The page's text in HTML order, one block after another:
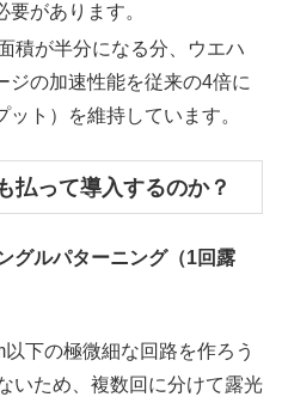
があります。
積が半分になる分、ウエハ
ジの加速性能を従来の4倍に
ト）を維持しています。
払って導入するのか？
ングルパターニング（1回露
下の極微細な回路を作ろう
いため、複数回に分けて露光